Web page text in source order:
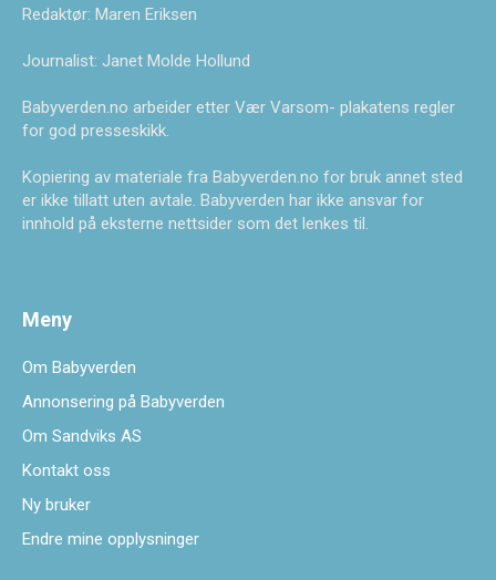
Redaktør: Maren Eriksen
Journalist: Janet Molde Hollund
Babyverden.no arbeider etter Vær Varsom- plakatens regler
for god presseskikk.
Kopiering av materiale fra Babyverden.no for bruk annet sted
er ikke tillatt uten avtale. Babyverden har ikke ansvar for
innhold på eksterne nettsider som det lenkes til.
Meny
Om Babyverden
Annonsering på Babyverden
Om Sandviks AS
Kontakt oss
Ny bruker
Endre mine opplysninger